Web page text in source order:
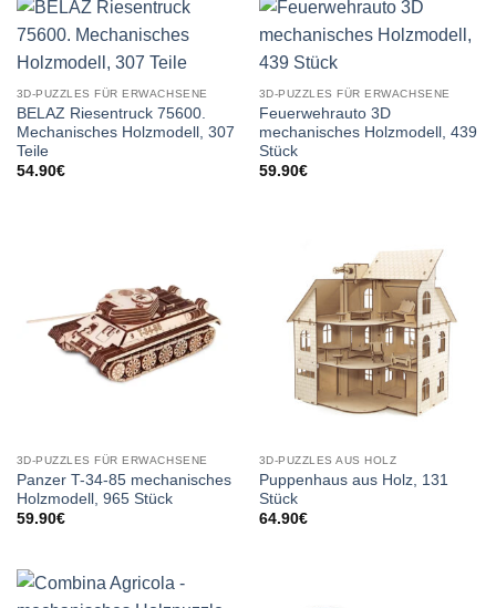
3D-PUZZLES FÜR ERWACHSENE
BELAZ Riesentruck 75600.
Mechanisches Holzmodell, 307
Teile
54.90€
3D-PUZZLES FÜR ERWACHSENE
Feuerwehrauto 3D
mechanisches Holzmodell, 439
Stück
59.90€
3D-PUZZLES FÜR ERWACHSENE
Panzer T-34-85 mechanisches
Holzmodell, 965 Stück
59.90€
3D-PUZZLES AUS HOLZ
Puppenhaus aus Holz, 131
Stück
64.90€